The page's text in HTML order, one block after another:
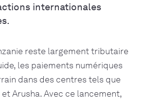
internationales
reste largement tributaire
les paiements numériques
dans des centres tels que
et Arusha. Avec ce lancement,